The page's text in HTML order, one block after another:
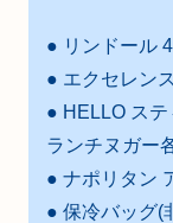
● リンドール
● エクセレン
● HELLO ス
ランチヌガー
● ナポリタン
● 保冷バッグ(